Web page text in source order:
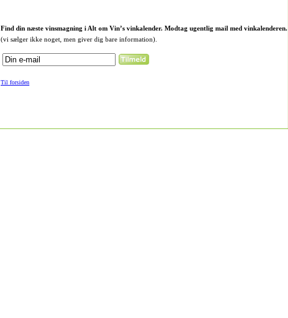
Find din næste vinsmagning i Alt om Vin’s vinkalender. Modtag ugentlig mail med vinkalenderen.
(vi sælger ikke noget, men giver dig bare information).
Til forsiden